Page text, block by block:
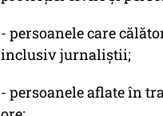
- persoanele care
inclusiv jurnaliștii;
- persoanele aflate în